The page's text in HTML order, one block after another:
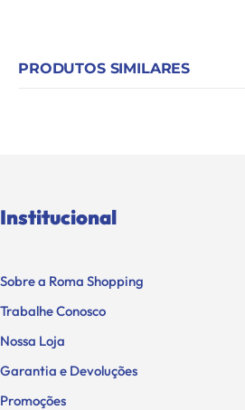
PRODUTOS SIMILARES
Institucional
Sobre a Roma Shopping
Trabalhe Conosco
Nossa Loja
Garantia e Devoluções
Promoções